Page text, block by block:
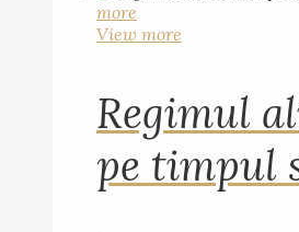
more
View more
Regimul
pe timpul